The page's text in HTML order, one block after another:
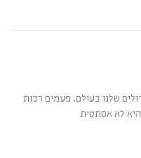
שלנו בעולם. פעמים רבות
לא אסתטית